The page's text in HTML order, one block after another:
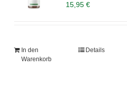
15,95€
In den
Warenkorb
Details